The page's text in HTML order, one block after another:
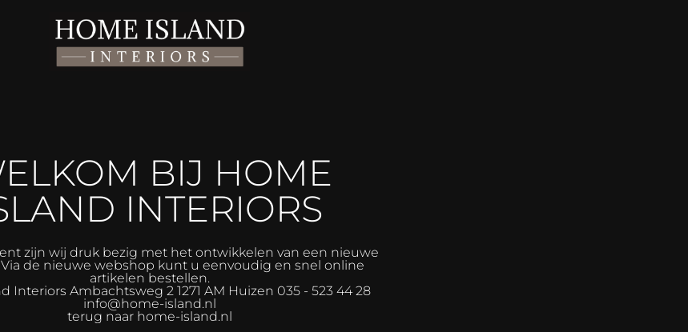
BIJ HOME
INTERIORS
zijn wij druk bezig met het ontwikkelen van een nieuwe
de nieuwe webshop kunt u eenvoudig en snel online
artikelen bestellen.
Interiors Ambachtsweg 2 1271 AM Huizen 035 - 523 44 28
info@home-island.nl
terug naar home-island.nl